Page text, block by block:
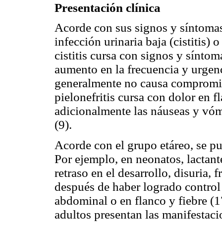
Presentación clínica
Acorde con sus signos y
infección urinaria baja (cistitis)
cistitis cursa con signos y
aumento en la frecuencia y
generalmente no causa
pielonefritis cursa con dolor en
adicionalmente las náuseas y
(9).
Acorde con el grupo etáreo, se
Por ejemplo, en neonatos,
retraso en el desarrollo, disuria,
después de haber logrado
abdominal o en flanco y fiebre
adultos presentan las